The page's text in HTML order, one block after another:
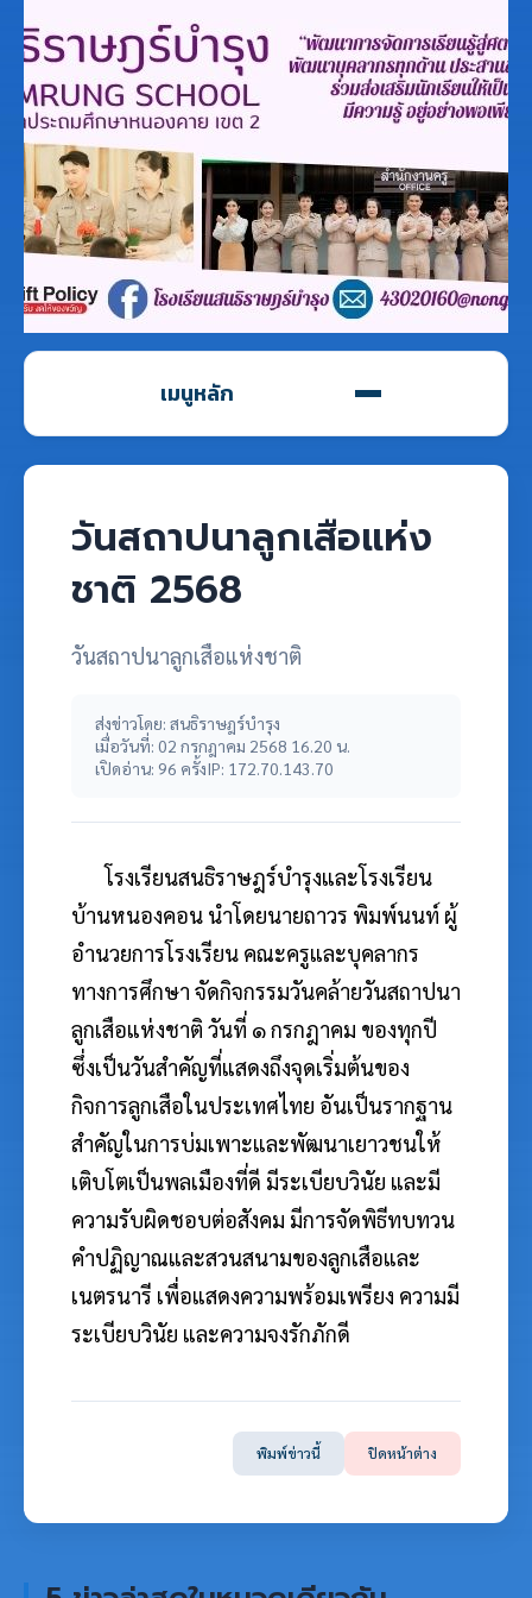
เมนูหลัก
วันสถาปนาลูกเสือแห่ง
ชาติ 2568
วันสถาปนาลูกเสือแห่งชาติ
ส่งข่าวโดย: สนธิราษฎร์บำรุง
เมื่อวันที่: 02 กรกฎาคม 2568 16.20 น.
เปิดอ่าน: 96 ครั้งIP: 172.70.143.70
โรงเรียนสนธิราษฎร์บำรุงและโรงเรียน
บ้านหนองคอน นำโดยนายถาวร พิมพ์นนท์ ผู้
อำนวยการโรงเรียน คณะครูและบุคลากร
ทางการศึกษา จัดกิจกรรมวันคล้ายวันสถาปนา
ลูกเสือแห่งชาติ วันที่ ๑ กรกฎาคม ของทุกปี
ซึ่งเป็นวันสำคัญที่แสดงถึงจุดเริ่มต้นของ
กิจการลูกเสือในประเทศไทย อันเป็นรากฐาน
สำคัญในการบ่มเพาะและพัฒนาเยาวชนให้
เติบโตเป็นพลเมืองที่ดี มีระเบียบวินัย และมี
ความรับผิดชอบต่อสังคม มีการจัดพิธีทบทวน
คำปฏิญาณและสวนสนามของลูกเสือและ
เนตรนารี เพื่อแสดงความพร้อมเพรียง ความมี
ระเบียบวินัย และความจงรักภักดี
พิมพ์ข่าวนี้ ปิดหน้าต่าง